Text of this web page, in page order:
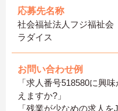
応募先名称
社会福祉法人フジ福祉
ラダイス
お問い合わせ例
「求人番号518580に興
えますか?」
「残業が少なめの求人